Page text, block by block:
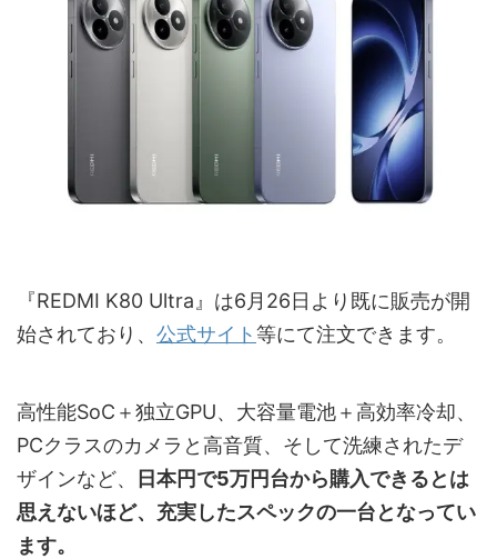
『REDMI K80 Ultra』は6月26日より既に販売が開
始されており、 公式サイト等にて注文できます。
高性能SoC＋独立GPU、大容量電池＋高効率冷却、
PCクラスのカメラと高音質、そして洗練されたデ
ザインなど、
日本円で5万円台から購入できるとは
思えないほど、充実したスペックの一台となってい
ます。